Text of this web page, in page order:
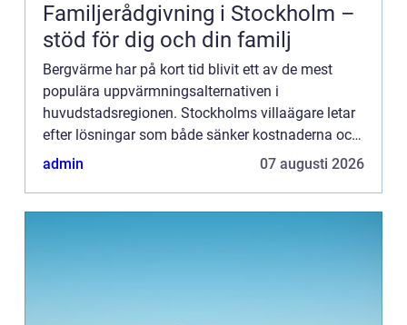
Familjerådgivning i Stockholm –
stöd för dig och din familj
Bergvärme har på kort tid blivit ett av de mest
populära uppvärmningsalternativen i
huvudstadsregionen. Stockholms villaägare letar
efter lösningar som både sänker kostnaderna och
minskar klimatpåverkan...
admin 07 augusti 2026